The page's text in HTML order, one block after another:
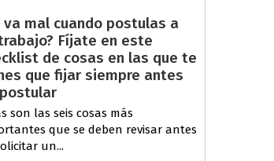
va mal cuando postulas a
Fíjate en este
de cosas en las que te
que fijar siempre antes
son las seis cosas más
que se deben revisar antes
un...